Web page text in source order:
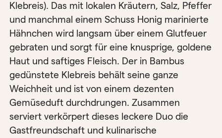
Klebreis). Das mit lokalen Kräutern, Salz, Pfeffer
und manchmal einem Schuss Honig marinierte
Hähnchen wird langsam über einem Glutfeuer
gebraten und sorgt für eine knusprige, goldene
Haut und saftiges Fleisch. Der in Bambus
gedünstete Klebreis behält seine ganze
Weichheit und ist von einem dezenten
Gemüseduft durchdrungen. Zusammen
serviert verkörpert dieses leckere Duo die
Gastfreundschaft und kulinarische